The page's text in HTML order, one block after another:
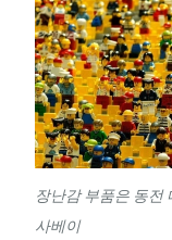
장난감 부품은 동전
사베이